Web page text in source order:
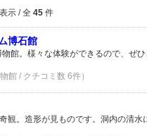
示 / 全 45 件
博石館
館。様々な体験ができるので、ぜ
館 / クチコミ数 6件）
観。造形が見ものです。洞内の清